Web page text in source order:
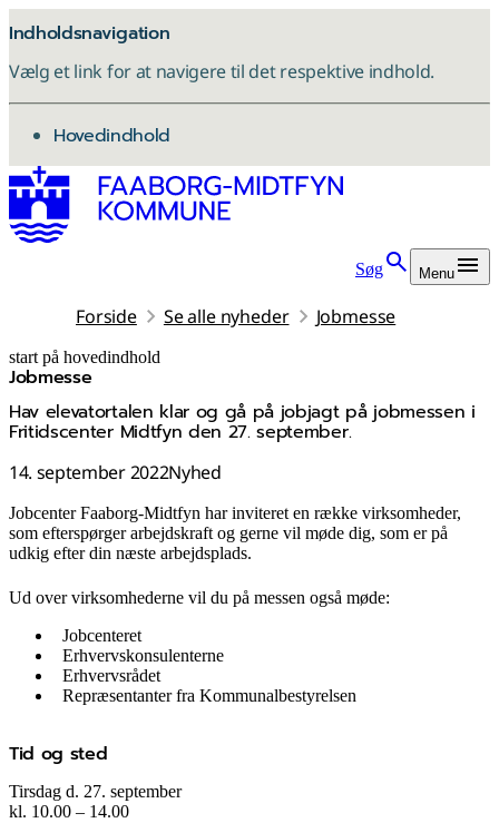
Indholdsnavigation
Vælg et link for at navigere til det respektive indhold.
gå til
Hovedindhold
Søg Menu
Forside Se alle nyheder Jobmesse
start på hovedindhold
Jobmesse
Hav elevatortalen klar og gå på jobjagt på jobmessen i
Fritidscenter Midtfyn den 27. september.
14. september 2022Nyhed
senest opdateret 18. november 2025
Jobcenter Faaborg-Midtfyn har inviteret en række virksomheder,
som efterspørger arbejdskraft og gerne vil møde dig, som er på
udkig efter din næste arbejdsplads.
Ud over virksomhederne vil du på messen også møde:
Jobcenteret
Erhvervskonsulenterne
Erhvervsrådet
Repræsentanter fra Kommunalbestyrelsen
Tid og sted
Tirsdag d. 27. september
kl. 10.00 – 14.00